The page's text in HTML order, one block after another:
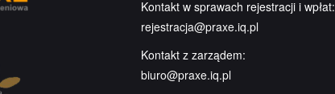
Kontakt w sprawach rejestracji i wpłat:
rejestracja@praxe.iq.pl
Kontakt z zarządem:
biuro@praxe.iq.pl